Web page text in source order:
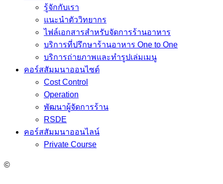
รู้จักกับเรา
แนะนำตัววิทยากร
ไฟล์เอกสารสำหรับจัดการร้านอาหาร
บริการที่ปรึกษาร้านอาหาร One to One
บริการถ่ายภาพและทำรูปเล่มเมนู
คอร์สสัมมนาออนไซต์
Cost Control
Operation
พัฒนาผู้จัดการร้าน
RSDE
คอร์สสัมมนาออนไลน์
Private Course
©